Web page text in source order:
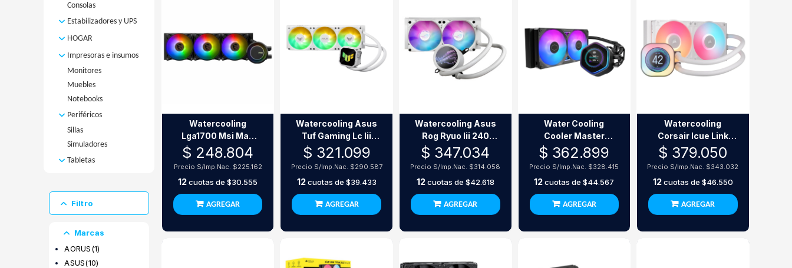
Armadas Con
Monitor
Mini PC
Access Point
Adaptador WIFI
Antena
Consolas
Estabilizadores y UPS
Estabilizadores
HOGAR
Bazar
Electrodomesticos
Electronica
Herramientas
Muebles
Valijas
Impresoras e insumos
Impresoras
Insumos
Monitores
Muebles
Notebooks
Periféricos
Joysticks
Microfonos
Parlantes
Teclados
Webcam
Sillas
Simuladores
Tabletas
Tablets
Filtro
Marcas
AORUS(1)
ASUS(10)
Watercooling
Lga1700 Msi Mag
Coreliquid E360 Rgb
$ 248.804
Precio S/Imp.Nac. $225.162
12cuotas de$30.555
AGREGAR
Watercooling Asus
Tuf Gaming Lc Iii
360 Argb Lcd White
Edition 360Mm
$ 321.099
Precio S/Imp.Nac. $290.587
12cuotas de $39.433
AGREGAR
Watercooling Asus
Rog Ryuo Iii 240
Argb White
$ 347.034
Precio S/Imp.Nac. $314.058
12cuotas de $42.618
AGREGAR
Water Cooling
Cooler Master
Masterliquid 240
Atmos Ii Lcd Argb
240Mm Negro
$ 362.899
Precio S/Imp.Nac. $328.415
12cuotas de$44.567
AGREGAR
Watercooling
Corsair Icue Link
Titan 240 Rx Lcd
White
$ 379.050
Precio S/Imp.Nac. $343.032
12cuotas de $46.550
AGREGAR